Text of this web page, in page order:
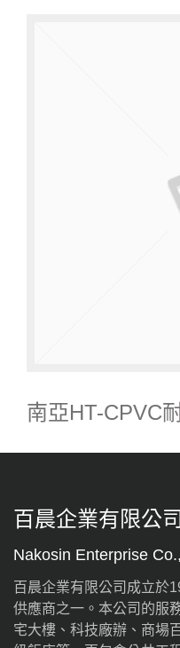
南亞HT-CPVC
百晨企業有限公司
Nakosin Enterprise
百晨企業有限公司成立於
供應商之一。本公司的服
宅大樓、科技廠辦、商場